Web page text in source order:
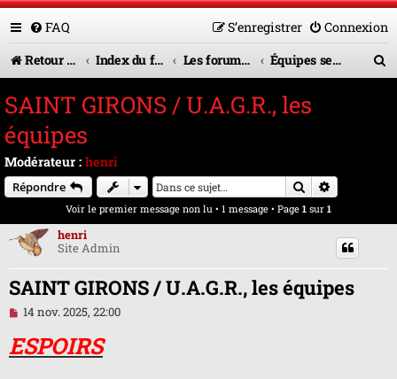
FAQ Connexion
S’enregistrer
Retour vers le site U.A.G.R.
Index du forum Les forums en service Équipes seniors
c
SAINT GIRONS / U.A.G.R., les
équipes
Modérateur : henri
Répondre Rechercher
Voir le premier message non lu • 1 message • Page 1 sur 1
henri
Site Admin
SAINT GIRONS / U.A.G.R., les équipes
M
s
s
14 nov. 2025, 22:00
ESPOIRS